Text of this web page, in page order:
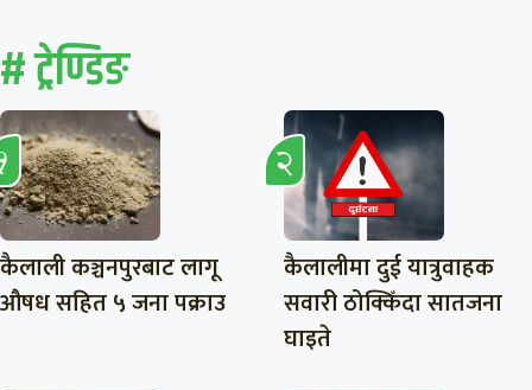
# ट्रेण्डिङ
कैलाली कञ्चनपुरबाट लागू
औषध सहित ५ जना पक्राउ
कैलालीमा दुई यात्रुवाहक
सवारी ठोक्किँदा सातजना
घाइते